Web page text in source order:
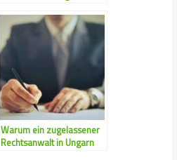
Warum ein zugelassener
Rechtsanwalt in Ungarn